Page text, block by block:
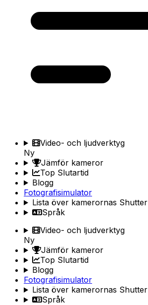
Video- och ljudverktyg
Ny
Jämför kameror
Top Slutartid
Blogg
Fotografisimulator
Lista över kamerornas
Språk
Video- och ljudverktyg
Ny
Jämför kameror
Top Slutartid
Blogg
Fotografisimulator
Lista över kamerornas
Språk